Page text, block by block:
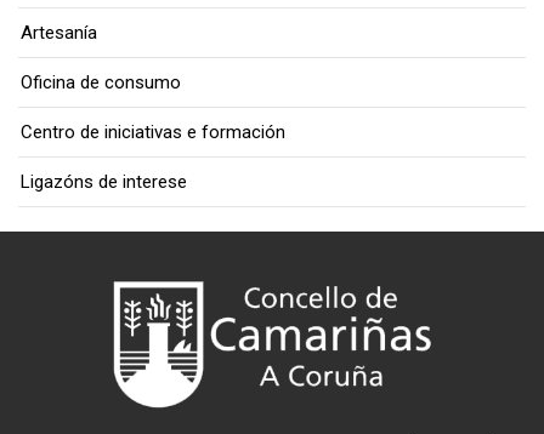
Artesanía
Oficina de consumo
Centro de iniciativas e formación
Ligazóns de interese